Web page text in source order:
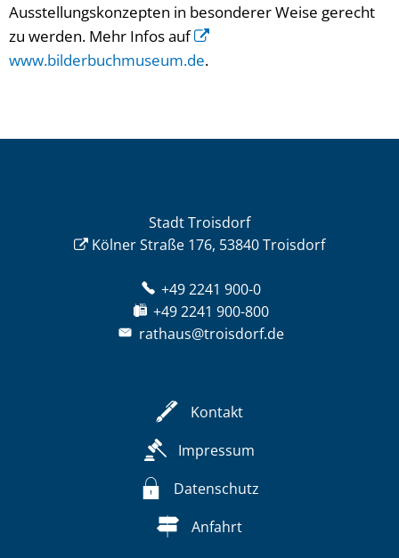
Ausstellungskonzepten in besonderer Weise gerecht
zu werden. Mehr Infos auf
www.bilderbuchmuseum.de.
Stadt Troisdorf
Kölner Straße 176, 53840 Troisdorf
+49 2241 900-0
+49 2241 900-800
rathaus@troisdorf.de
Kontakt
Impressum
Datenschutz
Anfahrt